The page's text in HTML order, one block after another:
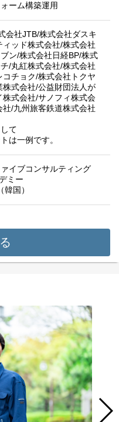
ーム構築運用
会社JTB/株式会社ダスキ
ィッド株式会社/株式会社
ン/株式会社日経BP/株式
/丸紅株式会社/株式会社
コチョク/株式会社トクヤ
株式会社/公益財団法人が
株式会社/サノフィ株式会
/九州旅客鉄道株式会社
て
は一例です。
イブコンサルティング
ミー
国）